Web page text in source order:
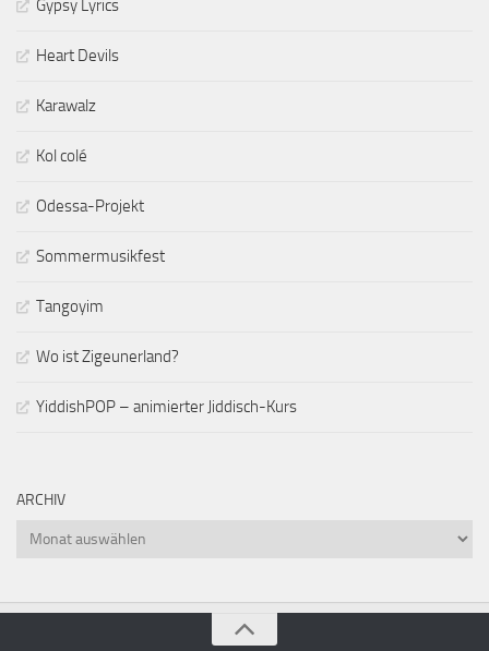
Gypsy Lyrics
Heart Devils
Karawalz
Kol colé
Odessa-Projekt
Sommermusikfest
Tangoyim
Wo ist Zigeunerland?
YiddishPOP – animierter Jiddisch-Kurs
ARCHIV
Archiv